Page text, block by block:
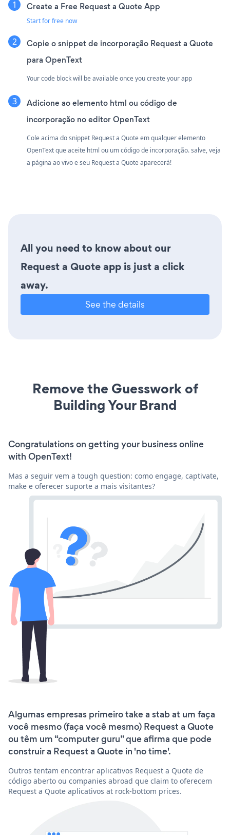
Create a Free Request a Quote App
Start for free now
Copie o snippet de incorporação Request a Quote
para OpenText
Your code block will be available once you create your app
Adicione ao elemento html ou código de
incorporação no editor OpenText
Cole acima do snippet Request a Quote em qualquer elemento
OpenText que aceite html ou um código de incorporação. salve, veja
a página ao vivo e seu Request a Quote aparecerá!
All you need to know about our
Request a Quote app is just a click
away.
See the details
Remove the Guesswork of
Building Your Brand
Congratulations on getting your business online
with OpenText!
Mas a seguir vem a tough question: como engage, captivate,
make e oferecer suporte a mais visitantes?
Algumas empresas primeiro take a stab at um faça
você mesmo (faça você mesmo) Request a Quote
ou têm um “computer guru” que afirma que pode
construir a Request a Quote in 'no time'.
Outros tentam encontrar aplicativos Request a Quote de
código aberto ou companies abroad que claim to oferecem
Request a Quote aplicativos at rock-bottom prices.